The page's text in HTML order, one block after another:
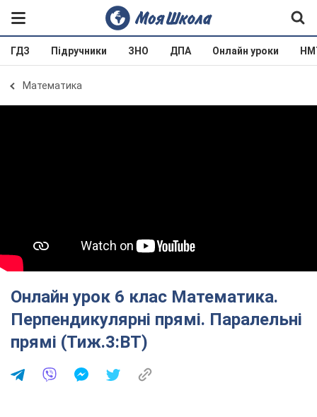
ГДЗ Підручники ЗНО ДПА Онлайн уроки
Математика
Онлайн урок 6 клас Математика.
Перпендикулярні прямі. Паралельні
прямі (Тиж.3:ВТ)